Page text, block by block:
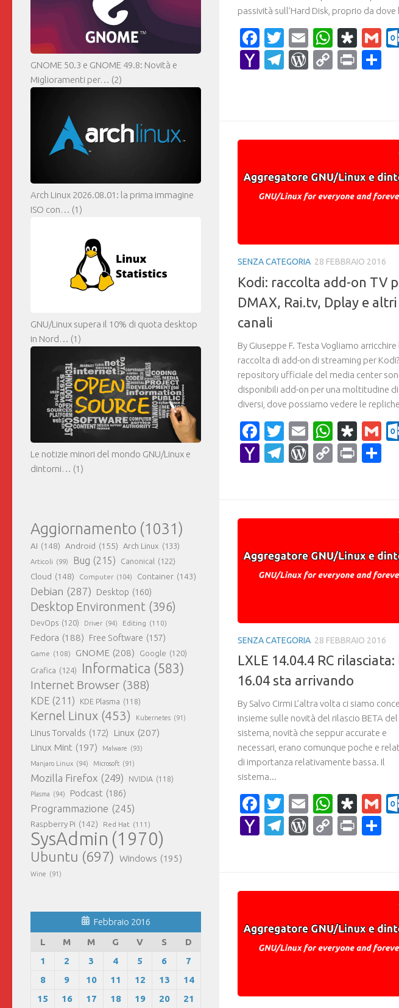
passività sull’Hard Disk, proprio da dove
Facebook
Twitter
Email
YahooTelegram
WordPress
CopyPrint
SENZA CATEGORIA 28 FEBBRAIO 2016
Kodi: raccolta add-on TV
DMAX, Rai.tv, Dplay e altri
canali
By Giuseppe F. Testa Vogliamo arricchire
raccolta di add-on di streaming per
repository ufficiale del media center
disponibili add-on per una moltitudine di
diversi, dove possiamo vedere le
Facebook
Twitter
Email
YahooTelegram
WordPress
CopyPrint
SENZA CATEGORIA 28 FEBBRAIO 2016
LXLE 14.04.4 RC rilasciata:
16.04 sta arrivando
By Salvo Cirmi L’altra volta ci siamo
insieme sulle novità del rilascio BETA del
sistema, novità che seppur accurate e
necessari, erano comunque poche e
di importanza relativamente bassa. Il
sistema...
Facebook
Twitter
Email
YahooTelegram
WordPress
CopyPrint
GNOME 50.3 e GNOME 49.8: Novità e
Miglioramenti per… (2)
Arch Linux 2026.08.01: la prima immagine
ISO con… (1)
GNU/Linux supera il 10% di quota desktop
in Nord… (1)
Le notizie minori del mondo GNU/Linux e
dintorni… (1)
Aggiornamento (1031)
AI (148) Android (155) Arch Linux (133)
Articoli (99) Bug (215) Canonical (122)
Cloud (148) Computer (104) Container (143)
Debian (287) Desktop (160)
Desktop Environment (396)
DevOps (120) Driver (94) Editing (110)
Fedora (188) Free Software (157)
Game (108) GNOME (208) Google (120)
Grafica (124) Informatica (583)
Internet Browser (388)
KDE (211) KDE Plasma (118)
Kernel Linux (453) Kubernetes (91)
Linus Torvalds (172) Linux (207)
Linux Mint (197) Malware (93)
Manjaro Linux (94) Microsoft (91)
Mozilla Firefox (249) NVIDIA (118)
Plasma (94) Podcast (186)
Programmazione (245)
Raspberry Pi (142) Red Hat (111)
SysAdmin (1970)
Ubuntu (697) Windows (195)
Wine (91)
Febbraio 2016
L
M M G V S
D
1
2 3 4 5 6
7
8
9 10 11 12 13
14
15
16 17 18 19 20 21